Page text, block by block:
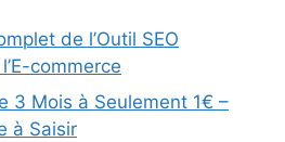
de l’Outil SEO
commerce
3 Mois à Seulement 1€ –
à Saisir